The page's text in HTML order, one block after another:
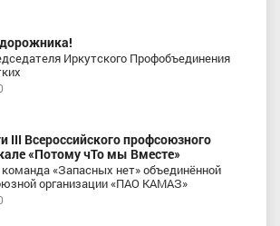
Иркутского Профобъединения
III Всероссийского профсоюзного
«Потому чТо мы Вместе»
«Запасных нет» объединённой
организации «ПАО КАМАЗ»